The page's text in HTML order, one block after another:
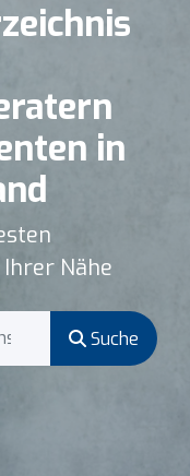
in
Nähe
Suche